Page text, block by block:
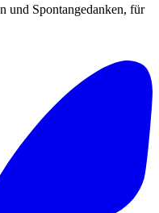
und Spontangedanken, für